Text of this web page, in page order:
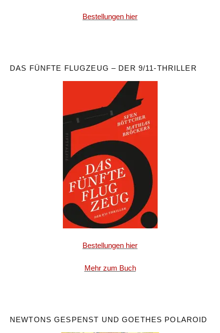
Bestellungen hier
DAS FÜNFTE FLUGZEUG – DER 9/11-THRILLER
Bestellungen hier
Mehr zum Buch
NEWTONS GESPENST UND GOETHES POLAROID